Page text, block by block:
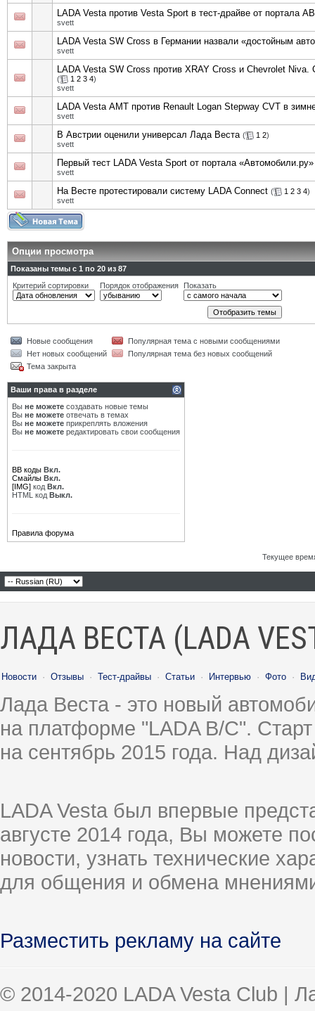
LADA Vesta против Vesta Sport в тест-драйве от портала
svett
LADA Vesta SW Cross в Германии назвали «достойным
svett
LADA Vesta SW Cross против XRAY Cross и Chevrolet Niva.
( 1 2 3 4)
svett
LADA Vesta АМТ против Renault Logan Stepway CVT в
svett
В Австрии оценили универсал Лада Веста ( 1 2)
svett
Первый тест LADA Vesta Sport от портала «Автомобили.ру»
svett
На Весте протестировали систему LADA Connect ( 1 2 3 4)
svett
Опции просмотра
Показаны темы с 1 по 20 из 87
Критерий сортировки
Порядок отображения Показать
Новые сообщения
Популярная тема с новыми сообщениями
Нет новых сообщений
Популярная тема без новых сообщений
Тема закрыта
Ваши права в разделе
Вы не можете создавать новые темы
Вы не можете отвечать в темах
Вы не можете прикреплять вложения
Вы не можете редактировать свои сообщения
BB коды Вкл.
Смайлы Вкл.
[IMG] код Вкл.
HTML код Выкл.
Правила форума
Текущее
ЛАДА ВЕСТА (LADA
Новости · Отзывы · Тест-драйвы · Статьи · Интервью · Фото ·
Лада Веста - это новый
на платформе "LADA B/C".
на сентябрь 2015 года. Над
LADA Vesta был впервые
августе 2014 года, Вы можете
новости, узнать технические
для общения и обмена
Разместить рекламу на сайте
© 2014-2020 LADA Vesta Club |